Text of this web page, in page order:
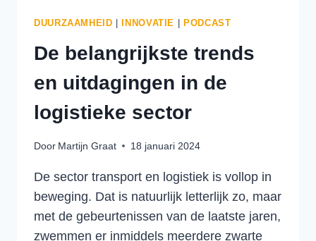
DUURZAAMHEID INNOVATIE PODCAST
De belangrijkste trends
en uitdagingen in de
logistieke sector
Door Martijn Graat 18 januari 2024
De sector transport en logistiek is vollop in
beweging. Dat is natuurlijk letterlijk zo, maar
met de gebeurtenissen van de laatste jaren,
zwemmen er inmiddels meerdere zwarte